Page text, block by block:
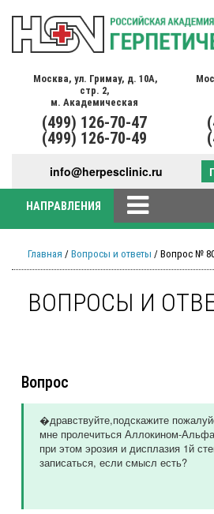
Москва, ул. Гримау, д. 10А,
стр. 2,
м. Академическая
(499) 126-70-47
(499) 126-70-49
info@herpesclinic.ru
НАПРАВЛЕНИЯ
Главная / Вопросы и ответы / Вопрос №
ВОПРОСЫ И
Вопрос
�дравствуйте,подскажите
мне пролечиться Аллокином-
при этом эрозия и дисплазия 1й
записаться, если смысл есть?